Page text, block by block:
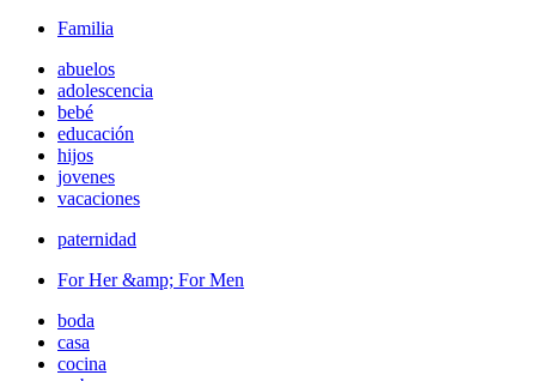
Familia
abuelos
adolescencia
bebé
educación
hijos
jovenes
vacaciones
paternidad
For Her &amp; For Men
boda
casa
cocina